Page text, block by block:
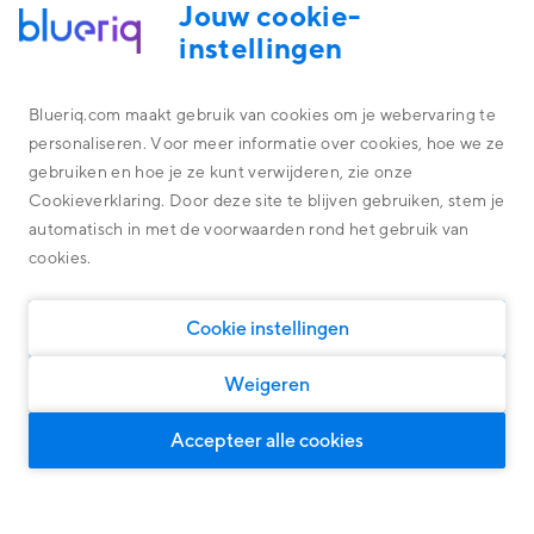
Platform
Alles omtrent de technologie achter ons platform
Blueriq Cloud
Nieuwste features
Research
Overheid
Financial Services
Software
Woningcorporaties
Algemene oplossingen
Persoonlijke klantreizen
Door middel van Dynamic Case Management
Voor intelligente en persoonlijke dialogen
Compliance
Ontdek wat onze oplossingen kunnen opleveren
Klanten Financial Services
Klanten Software
Jouw cookie-
instellingen
Blueriq.com maakt gebruik van cookies om je webervaring te
personaliseren. Voor meer informatie over cookies, hoe we ze
gebruiken en hoe je ze kunt verwijderen, zie onze
Cookieverklaring. Door deze site te blijven gebruiken, stem je
automatisch in met de voorwaarden rond het gebruik van
cookies.
Cookie instellingen
Weigeren
Accepteer alle cookies